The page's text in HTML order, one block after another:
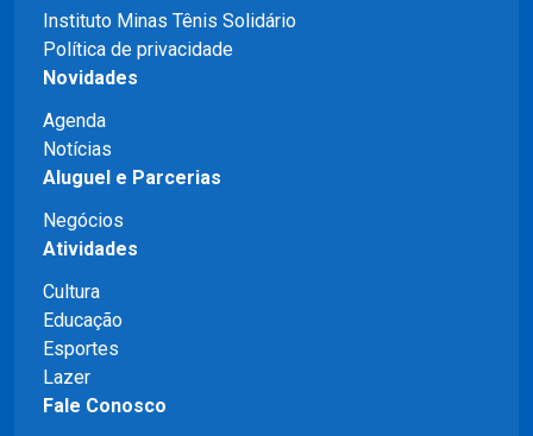
Instituto Minas Tênis Solidário
Política de privacidade
Novidades
Agenda
Notícias
Aluguel e Parcerias
Negócios
Atividades
Cultura
Educação
Esportes
Lazer
Fale Conosco